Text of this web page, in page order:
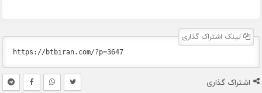
لینک اشتراک گذاری
اشتراک گذاری